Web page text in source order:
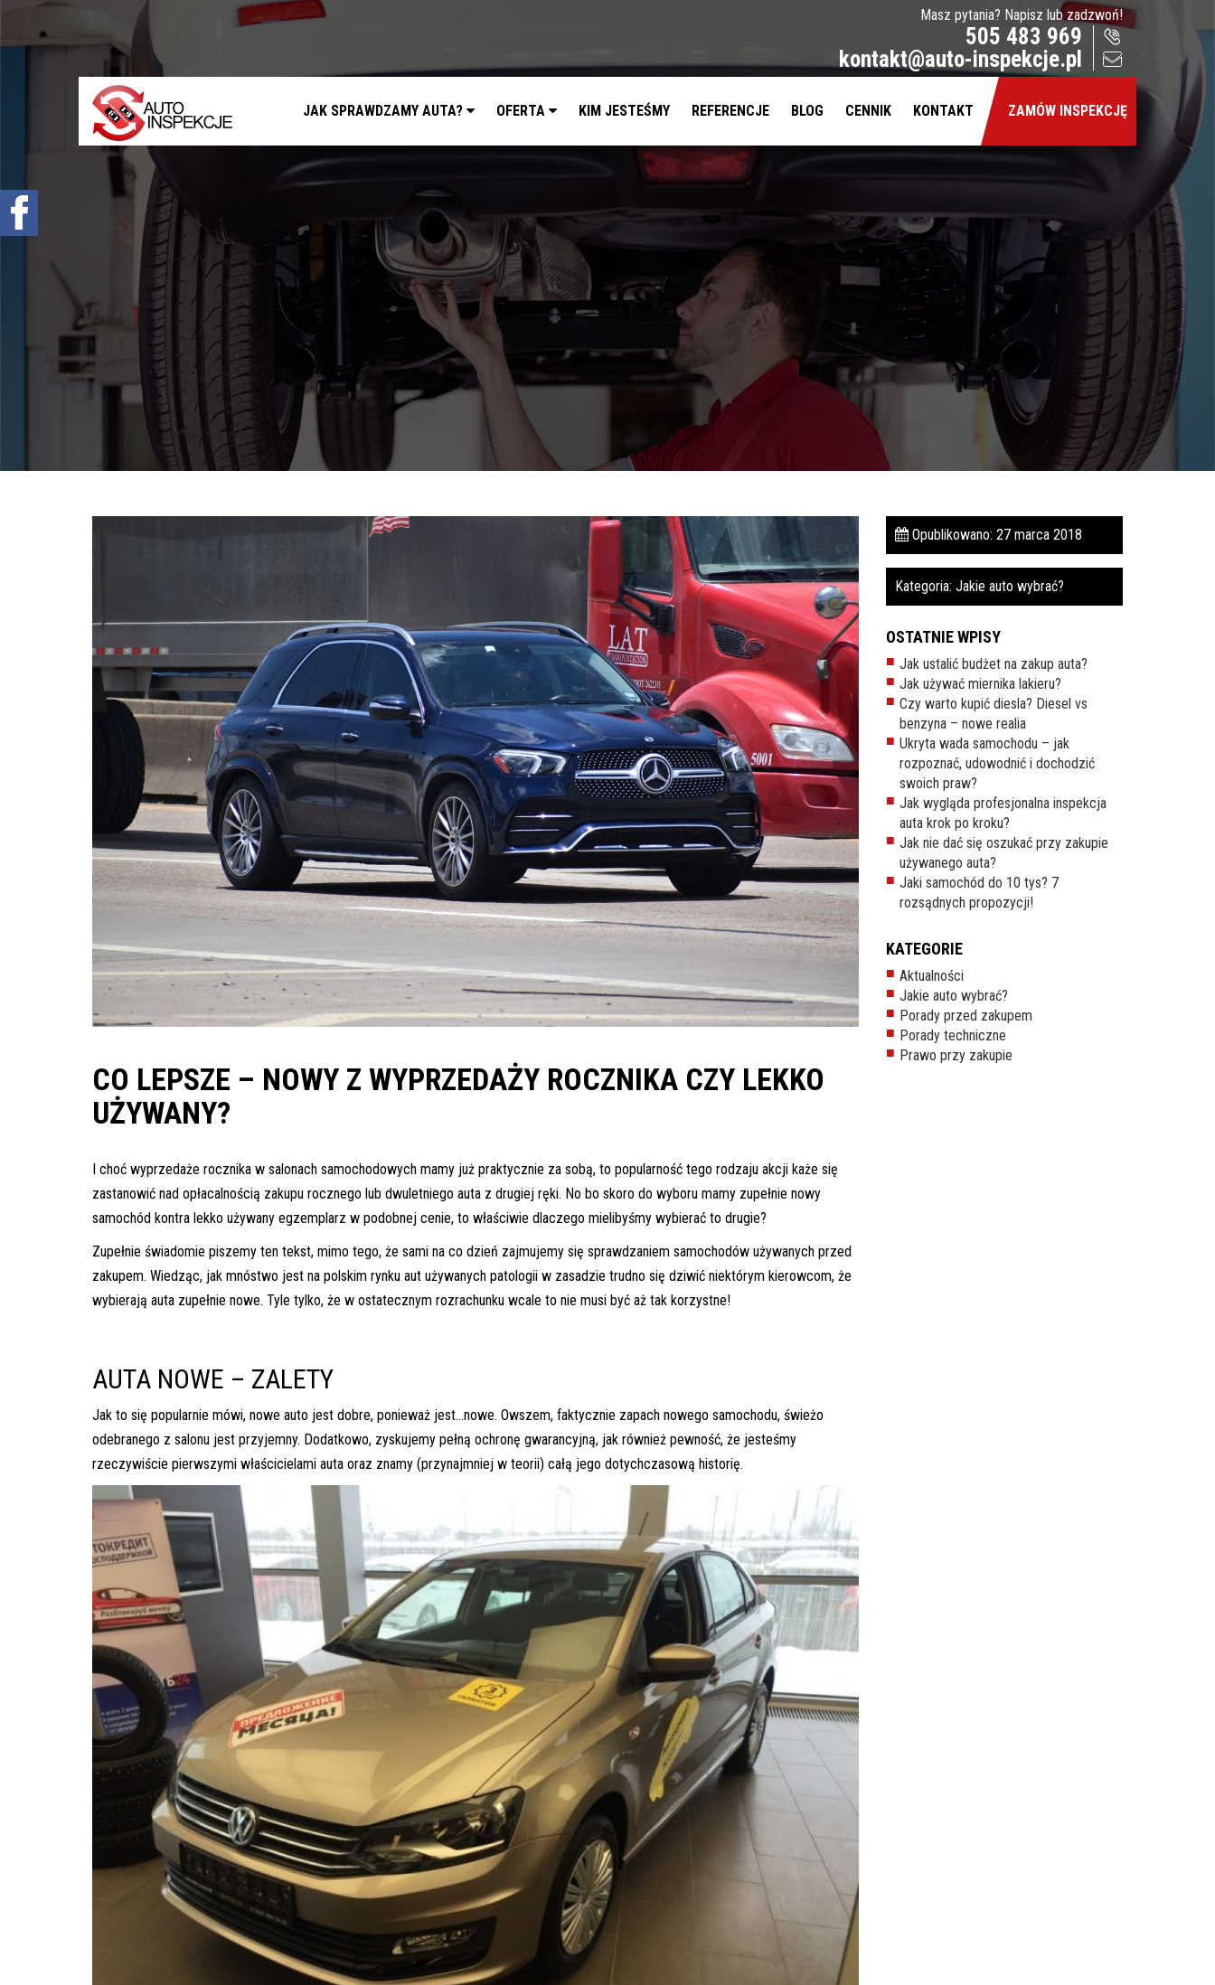
Masz pytania? Napisz lub zadzwoń!
505 483 969
kontakt@auto-inspekcje.pl
JAK SPRAWDZAMY AUTA? OFERTA KIM JESTEŚMY REFERENCJE BLOG CENNIK KONTAKT ZAMÓW INSPEKCJĘ
Sprawdzenie samochodu przed zakupem –
Sprawdzenie historii serwisowej
Sprawdzenie historii wypadkowej
Sprawdzenie stanu prawnego samochodu
Oferta
Sprawdzenie samochodu w Polsce
Sprowadzenie samochodu z zagranicy na
Znajdziemy Ci auto
Diagnostyka komputerowa – Radom, Warszawa i
Pomoc w znalezieniu auta w Polsce
Wyszukiwanie samochodu w ogłoszeniach
Mazowieckie
CO LEPSZE – NOWY Z WYPRZEDAŻY ROCZNIKA CZY LEKKO
UŻYWANY?
I choć wyprzedaże rocznika w salonach samochodowych mamy już praktycznie za sobą, to popularność tego rodzaju akcji każe się
zastanowić nad opłacalnością zakupu rocznego lub dwuletniego auta z drugiej ręki. No bo skoro do wyboru mamy zupełnie nowy
samochód kontra lekko używany egzemplarz w podobnej cenie, to właściwie dlaczego mielibyśmy wybierać to drugie?
Zupełnie świadomie piszemy ten tekst, mimo tego, że sami na co dzień zajmujemy się sprawdzaniem samochodów używanych przed
zakupem. Wiedząc, jak mnóstwo jest na polskim rynku aut używanych patologii w zasadzie trudno się dziwić niektórym kierowcom, że
wybierają auta zupełnie nowe. Tyle tylko, że w ostatecznym rozrachunku wcale to nie musi być aż tak korzystne!
AUTA NOWE – ZALETY
Jak to się popularnie mówi, nowe auto jest dobre, ponieważ jest…nowe. Owszem, faktycznie zapach nowego samochodu, świeżo
odebranego z salonu jest przyjemny. Dodatkowo, zyskujemy pełną ochronę gwarancyjną, jak również pewność, że jesteśmy
rzeczywiście pierwszymi właścicielami auta oraz znamy (przynajmniej w teorii) całą jego dotychczasową historię.
Opublikowano: 27 marca 2018
Kategoria: Jakie auto wybrać?
OSTATNIE WPISY
Jak ustalić budżet na zakup auta?
Jak używać miernika lakieru?
Czy warto kupić diesla? Diesel vs
benzyna – nowe realia
Ukryta wada samochodu – jak
rozpoznać, udowodnić i dochodzić
swoich praw?
Jak wygląda profesjonalna inspekcja
auta krok po kroku?
Jak nie dać się oszukać przy zakupie
używanego auta?
Jaki samochód do 10 tys? 7
rozsądnych propozycji!
KATEGORIE
Aktualności
Jakie auto wybrać?
Porady przed zakupem
Porady techniczne
Prawo przy zakupie